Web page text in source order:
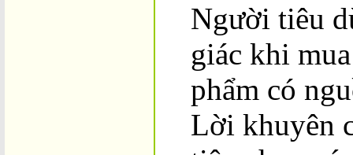
Người tiêu
giác khi
phẩm có
Lời khuyên